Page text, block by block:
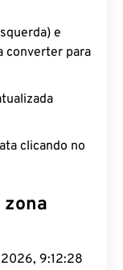
e
converter para
clicando no
zona
9:12:29